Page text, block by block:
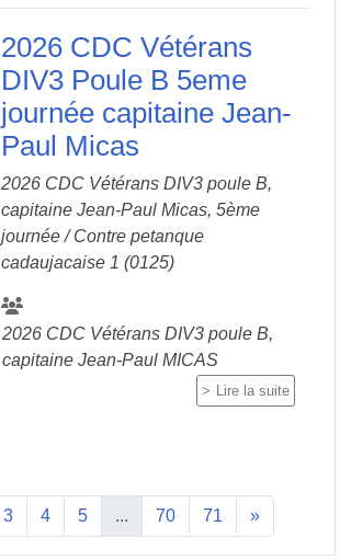
2026 CDC Vétérans
DIV3 Poule B 5eme
journée capitaine Jean-
Paul Micas
2026 CDC Vétérans DIV3 poule B,
capitaine Jean-Paul Micas, 5ème
journée / Contre petanque
cadaujacaise 1 (0125)
2026 CDC Vétérans DIV3 poule B,
capitaine Jean-Paul MICAS
Lire la suite
3 4 5 ... 70 71 »